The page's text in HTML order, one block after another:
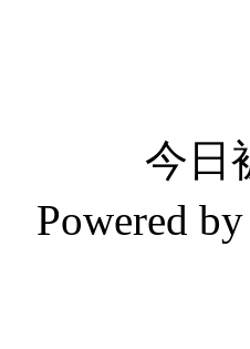
今日
Powered